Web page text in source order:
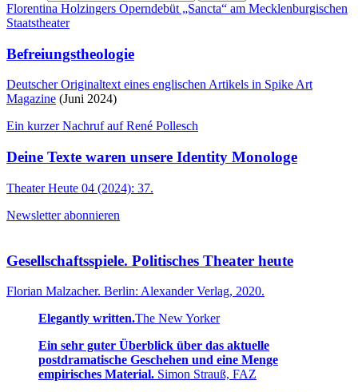
Florentina Holzingers Operndebüt „Sancta“ am Mecklenburgischen
Staatstheater
Befreiungstheologie
Deutscher Originaltext eines englischen Artikels in Spike Art
Magazine (Juni 2024)
Ein kurzer Nachruf auf René Pollesch
Deine Texte waren unsere Identity Monologe
Theater Heute 04 (2024): 37.
Newsletter abonnieren
Gesellschaftsspiele. Politisches Theater heute
Florian Malzacher. Berlin: Alexander Verlag, 2020.
Elegantly written.The New Yorker
Ein sehr guter Überblick über das aktuelle
postdramatische Geschehen und eine Menge
empirisches Material. Simon Strauß, FAZ